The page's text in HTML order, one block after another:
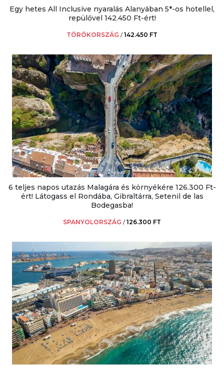
Egy hetes All Inclusive nyaralás Alanyában 5*-os hotellel,
repülővel 142.450 Ft-ért!
TÖRÖKORSZÁG /142.450 FT
6 teljes napos utazás Malagára és környékére 126.300 Ft-
ért! Látogass el Rondába, Gibraltárra, Setenil de las
Bodegasba!
SPANYOLORSZÁG /126.300 FT